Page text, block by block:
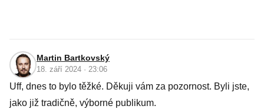
Martin Bartkovský
18. září 2024 · 23:06
Uff, dnes to bylo těžké. Děkuji vám za pozornost. Byli jste,
jako již tradičně, výborné publikum.